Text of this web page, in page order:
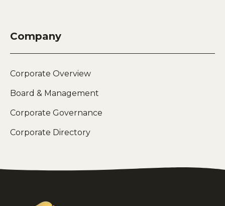
Company
Corporate Overview
Board & Management
Corporate Governance
Corporate Directory